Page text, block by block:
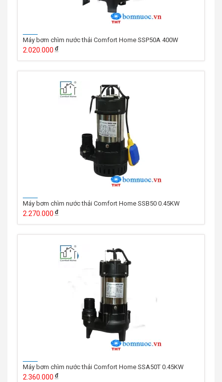
Máy bơm chìm nước thải Comfort Home SSP50A 400W
2.020.000
Máy bơm chìm nước thải Comfort Home SSB50 0.45KW
2.270.000
Máy bơm chìm nước thải Comfort Home SSA50T 0.45KW
2.360.000